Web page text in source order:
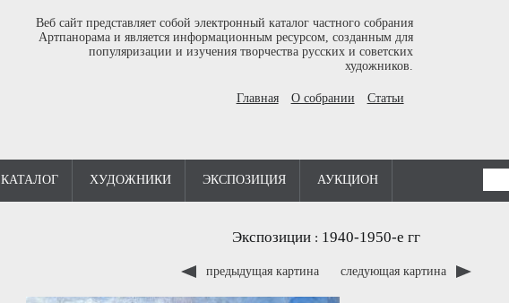
Веб сайт представляет собой электронный каталог частного собрания
Артпанорама и является информационным ресурсом, созданным для
популяризации и изучения творчества русских и советских
художников.
Главная О собрании Статьи
КАТАЛОГ ХУДОЖНИКИ ЭКСПОЗИЦИЯ АУКЦИОН
Экспозиции: 1940-1950-е гг
предыдущая картина следующая картина